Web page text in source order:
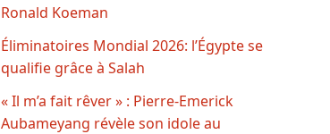
Ronald Koeman
Éliminatoires Mondial 2026: l’Égypte se
qualifie grâce à Salah
« Il m’a fait rêver » : Pierre-Emerick
Aubameyang révèle son idole au